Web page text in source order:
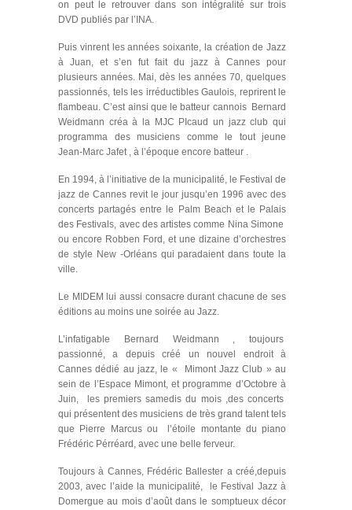
on peut le retrouver dans son intégralité sur trois
DVD publiés par l’INA.
Puis vinrent les années soixante, la création de Jazz
à Juan, et s’en fut fait du jazz à Cannes pour
plusieurs années. Mai, dès les années 70, quelques
passionnés, tels les irréductibles Gaulois, reprirent le
flambeau. C’est ainsi que le batteur cannois Bernard
Weidmann créa à la MJC PIcaud un jazz club qui
programma des musiciens comme le tout jeune
Jean-Marc Jafet , à l’époque encore batteur .
En 1994, à l’initiative de la municipalité, le Festival de
jazz de Cannes revit le jour jusqu’en 1996 avec des
concerts partagés entre le Palm Beach et le Palais
des Festivals, avec des artistes comme Nina Simone
ou encore Robben Ford, et une dizaine d’orchestres
de style New -Orléans qui paradaient dans toute la
ville.
Le MIDEM lui aussi consacre durant chacune de ses
éditions au moins une soirée au Jazz.
L’infatigable Bernard Weidmann , toujours
passionné, a depuis créé un nouvel endroit à
Cannes dédié au jazz, le « Mimont Jazz Club » au
sein de l’Espace Mimont, et programme d’Octobre à
Juin, les premiers samedis du mois ,des concerts
qui présentent des musiciens de très grand talent tels
que Pierre Marcus ou l’étoile montante du piano
Frédéric Pérréard, avec une belle ferveur.
Toujours à Cannes, Frédéric Ballester a créé,depuis
2003, avec l’aide la municipalité, le Festival Jazz à
Domergue au mois d’août dans le somptueux décor